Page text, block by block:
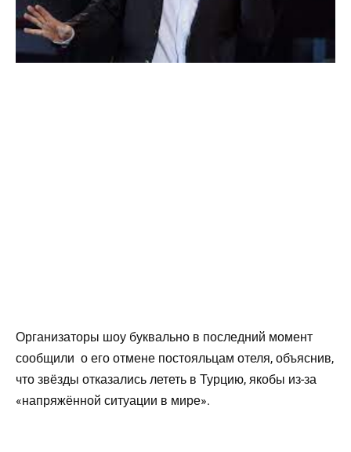
Организаторы шоу буквально в последний момент
сообщили о его отмене постояльцам отеля, объяснив,
что звёзды отказались лететь в Турцию, якобы из-за
«напряжённой ситуации в мире».